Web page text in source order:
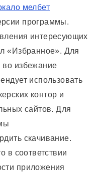
мелбет
программы.
интересующих
«Избранное». Для
во избежание
использовать
контор и
сайтов.Для
скачивание.
в соответствии
приложения